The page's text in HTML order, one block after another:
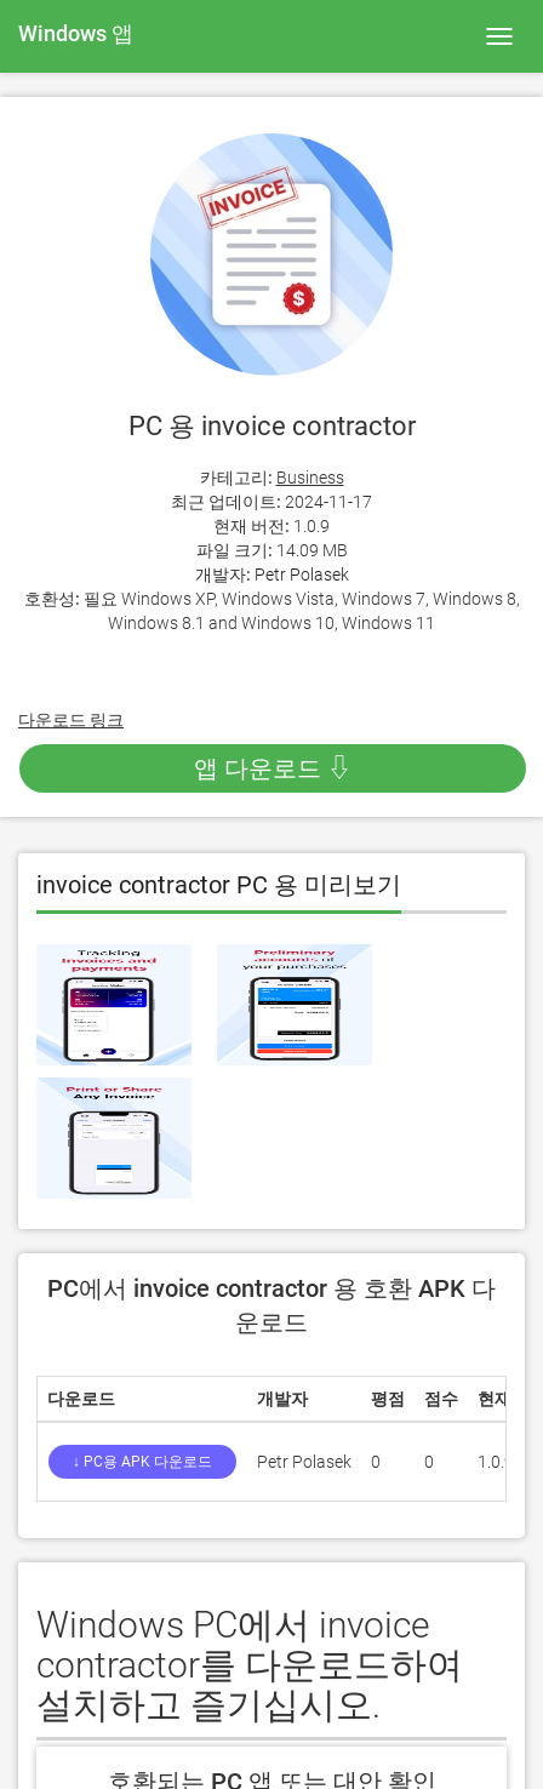
Windows 앱
PC 용 invoice contractor
카테고리: Business
최근 업데이트: 2024-11-17
현재 버전: 1.0.9
파일 크기: 14.09 MB
개발자: Petr Polasek
호환성: 필요 Windows XP, Windows Vista, Windows 7, Windows 8,
Windows 8.1 and Windows 10, Windows 11
다운로드 링크
앱 다운로드 ⇩
invoice contractor PC 용 미리보기
PC에서 invoice contractor 용 호환 APK 다
운로드
다운로드 개발자 평점 점수 현재 버
↓ PC용 APK 다운로드 Petr Polasek 0 0 1.0.9
Windows PC에서 invoice
contractor를 다운로드하여
설치하고 즐기십시오.
호환되는 PC 앱 또는 대안 확인